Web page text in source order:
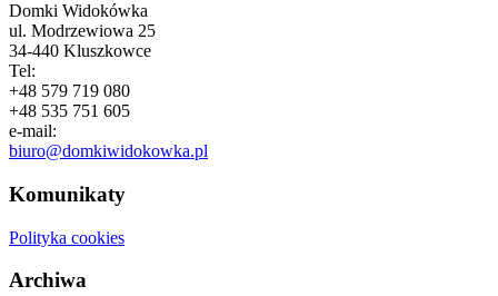
Domki Widokówka
ul. Modrzewiowa 25
34-440 Kluszkowce
Tel:
+48 579 719 080
+48 535 751 605
e-mail:
biuro@domkiwidokowka.pl
Komunikaty
Polityka cookies
Archiwa